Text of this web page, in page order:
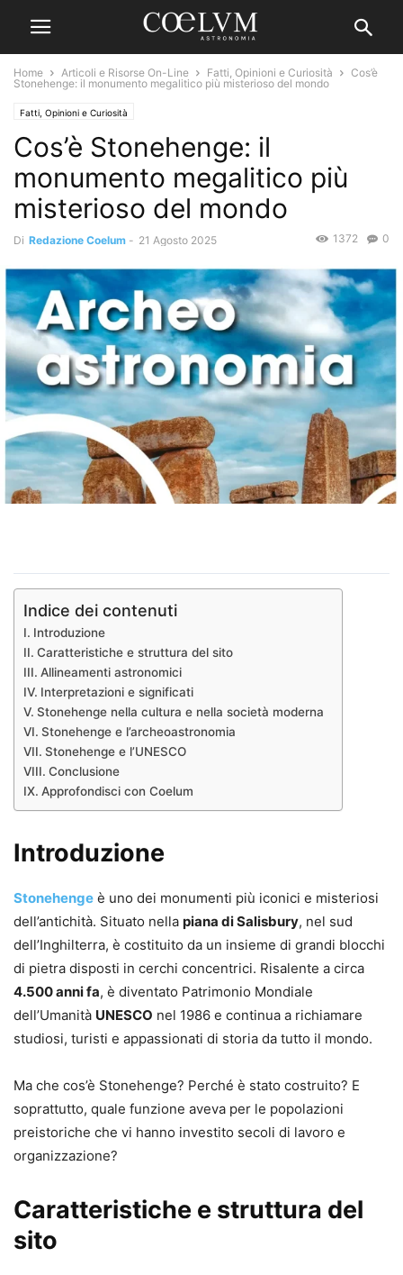
Home Articoli e Risorse On-Line Fatti, Opinioni e Curiosità
Cos’è
Stonehenge: il monumento megalitico più misterioso del mondo
Fatti, Opinioni e Curiosità
Cos’è Stonehenge: il
monumento megalitico più
misterioso del mondo
Di Redazione Coelum - 21 Agosto 2025 0
1372
Indice dei contenuti
Introduzione
Caratteristiche e struttura del sito
Allineamenti astronomici
Interpretazioni e significati
Stonehenge nella cultura e nella società moderna
Stonehenge e l’archeoastronomia
Stonehenge e l’UNESCO
Conclusione
Approfondisci con Coelum
Introduzione
Stonehenge è uno dei monumenti più iconici e misteriosi
dell’antichità. Situato nella piana di Salisbury, nel sud
dell’Inghilterra, è costituito da un insieme di grandi blocchi
di pietra disposti in cerchi concentrici. Risalente a circa
4.500 anni fa, è diventato Patrimonio Mondiale
dell’Umanità UNESCO nel 1986 e continua a richiamare
studiosi, turisti e appassionati di storia da tutto il mondo.
Ma che cos’è Stonehenge? Perché è stato costruito? E
soprattutto, quale funzione aveva per le popolazioni
preistoriche che vi hanno investito secoli di lavoro e
organizzazione?
Caratteristiche e struttura del
sito